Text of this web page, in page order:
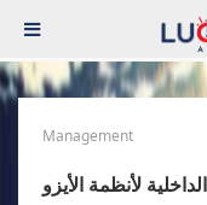
Management
لأنظمة الأيزو